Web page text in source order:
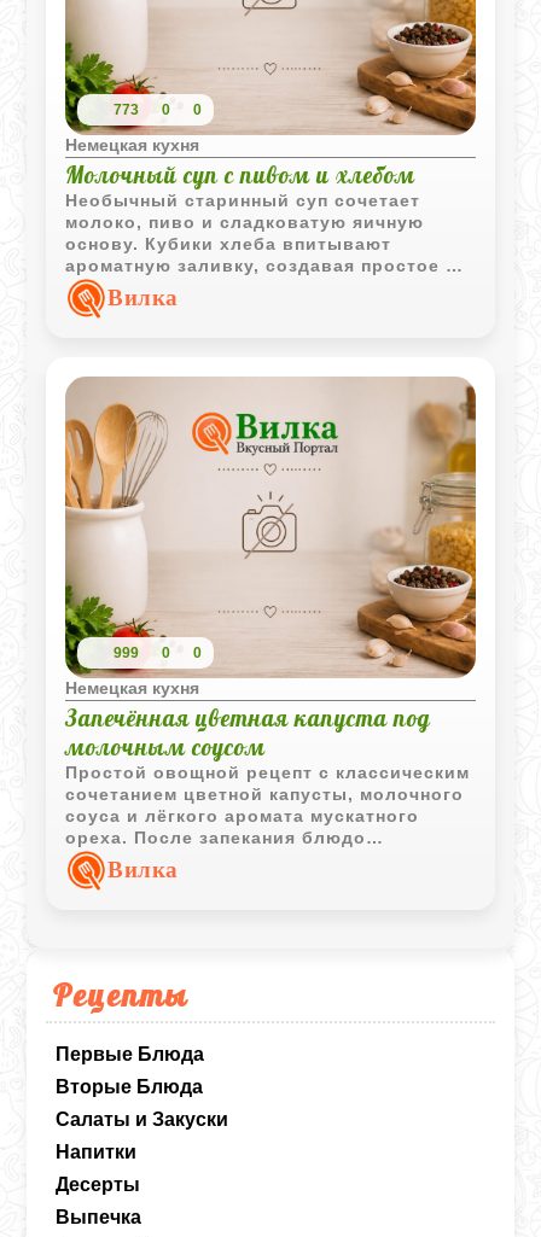
Рецепты
Первые Блюда
Вторые Блюда
Салаты и Закуски
Напитки
Десерты
Выпечка
773 0 0
Немецкая кухня
Молочный суп с пивом и хлебом
Необычный старинный суп сочетает
молоко, пиво и сладковатую яичную
основу. Кубики хлеба впитывают
ароматную заливку, создавая простое и
интересное блюдо с характерным
вкусом.Вилка
999 0 0
Немецкая кухня
Запечённая цветная капуста под
молочным соусом
Простой овощной рецепт с классическим
сочетанием цветной капусты, молочного
соуса и лёгкого аромата мускатного
ореха. После запекания блюдо
приобретает аппетитную золотистую
корочку и насыщенный вкус.
Вилка